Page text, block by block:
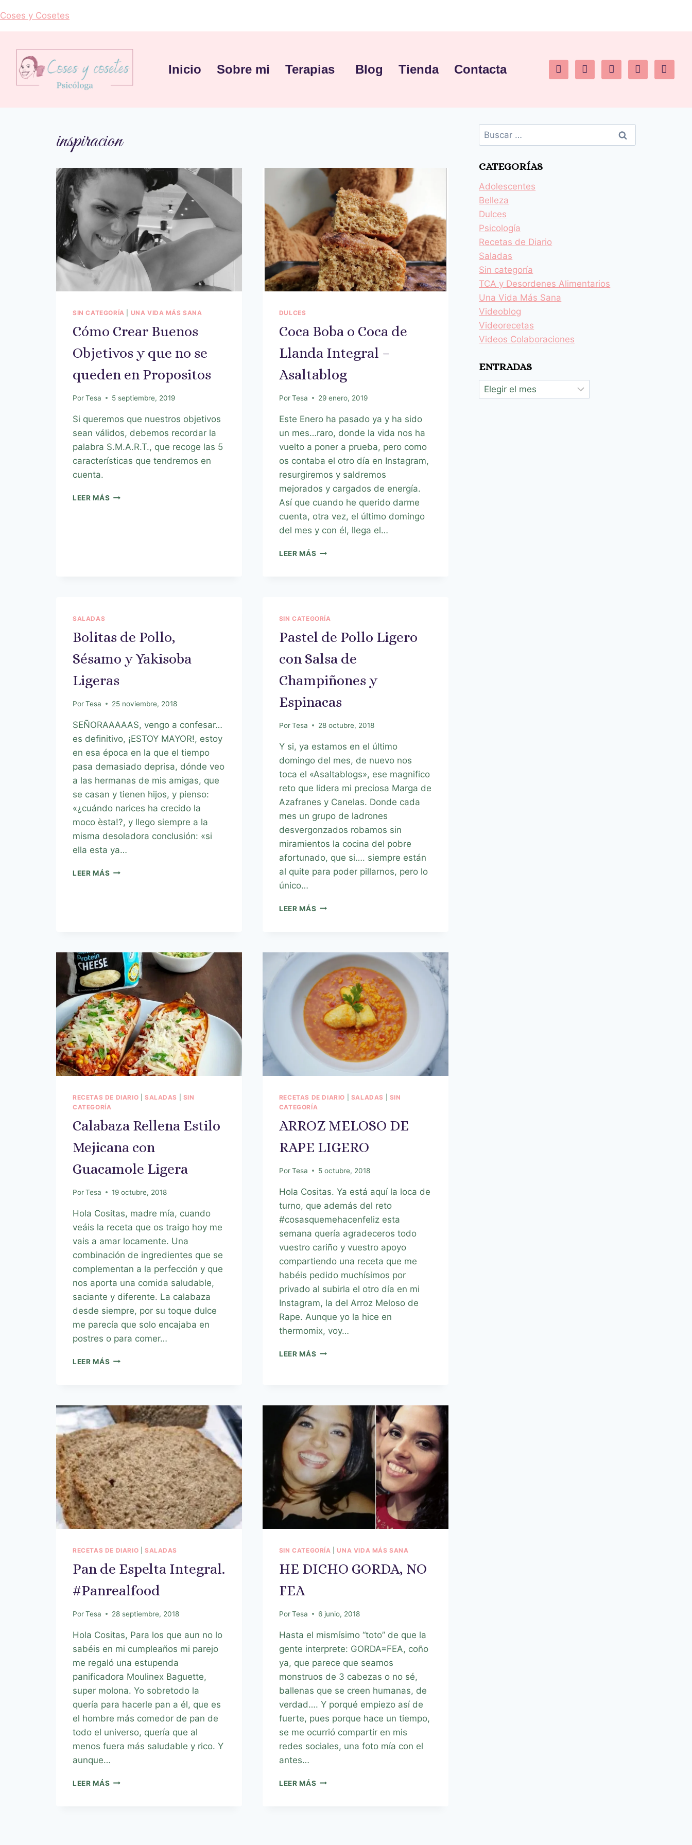
Coses y Cosetes
Inicio Sobre mi Terapias Blog Tienda Contacta
inspiracion
SIN CATEGORÍA UNA VIDA MÁS SANA
Cómo Crear Buenos
Objetivos y que no se
queden en Propositos
PorTesa 5 septiembre, 2019
Si queremos que nuestros objetivos
sean válidos, debemos recordar la
palabra S.M.A.R.T., que recoge las 5
características que tendremos en
cuenta.
LEER MÁS
DULCES
Coca Boba o Coca de
Llanda Integral –
Asaltablog
PorTesa 29 enero, 2019
Este Enero ha pasado ya y ha sido
un mes…raro, donde la vida nos ha
vuelto a poner a prueba, pero como
os contaba el otro día en Instagram,
resurgiremos y saldremos
mejorados y cargados de energía.
Así que cuando he querido darme
cuenta, otra vez, el último domingo
del mes y con él, llega el…
LEER MÁS
SALADAS
Bolitas de Pollo,
Sésamo y Yakisoba
Ligeras
PorTesa 25 noviembre, 2018
SEÑORAAAAAS, vengo a confesar…
es definitivo, ¡ESTOY MAYOR!, estoy
en esa época en la que el tiempo
pasa demasiado deprisa, dónde veo
a las hermanas de mis amigas, que
se casan y tienen hijos, y pienso:
«¿cuándo narices ha crecido la
moco èsta!?, y llego siempre a la
misma desoladora conclusión: «si
ella esta ya…
LEER MÁS
SIN CATEGORÍA
Pastel de Pollo Ligero
con Salsa de
Champiñones y
Espinacas
PorTesa 28 octubre, 2018
Y si, ya estamos en el último
domingo del mes, de nuevo nos
toca el «Asaltablogs», ese magnifico
reto que lidera mi preciosa Marga de
Azafranes y Canelas. Donde cada
mes un grupo de ladrones
desvergonzados robamos sin
miramientos la cocina del pobre
afortunado, que si…. siempre están
al quite para poder pillarnos, pero lo
único…
LEER MÁS
RECETAS DE DIARIO SALADAS
SIN
CATEGORÍA
Calabaza Rellena Estilo
Mejicana con
Guacamole Ligera
PorTesa 19 octubre, 2018
Hola Cositas, madre mía, cuando
veáis la receta que os traigo hoy me
vais a amar locamente. Una
combinación de ingredientes que se
complementan a la perfección y que
nos aporta una comida saludable,
saciante y diferente. La calabaza
desde siempre, por su toque dulce
me parecía que solo encajaba en
postres o para comer…
LEER MÁS
RECETAS DE DIARIO SALADAS
SIN
CATEGORÍA
ARROZ MELOSO DE
RAPE LIGERO
PorTesa 5 octubre, 2018
Hola Cositas. Ya está aquí la loca de
turno, que además del reto
#cosasquemehacenfeliz esta
semana quería agradeceros todo
vuestro cariño y vuestro apoyo
compartiendo una receta que me
habéis pedido muchísimos por
privado al subirla el otro día en mi
Instagram, la del Arroz Meloso de
Rape. Aunque yo la hice en
thermomix, voy…
LEER MÁS
RECETAS DE DIARIO SALADAS
Pan de Espelta Integral.
#Panrealfood
PorTesa 28 septiembre, 2018
Hola Cositas, Para los que aun no lo
sabéis en mi cumpleaños mi parejo
me regaló una estupenda
panificadora Moulinex Baguette,
super molona. Yo sobretodo la
quería para hacerle pan a él, que es
el hombre más comedor de pan de
todo el universo, quería que al
menos fuera más saludable y rico. Y
aunque…
LEER MÁS
SIN CATEGORÍA |UNA VIDA MÁS SANA
HE DICHO GORDA, NO
FEA
PorTesa 6 junio, 2018
Hasta el mismísimo “toto” de que la
gente interprete: GORDA=FEA, coño
ya, que parece que seamos
monstruos de 3 cabezas o no sé,
ballenas que se creen humanas, de
verdad…. Y porqué empiezo así de
fuerte, pues porque hace un tiempo,
se me ocurrió compartir en mis
redes sociales, una foto mía con el
antes…
LEER MÁS
CATEGORÍAS
Adolescentes
Belleza
Dulces
Psicología
Recetas de Diario
Saladas
Sin categoría
TCA y Desordenes Alimentarios
Una Vida Más Sana
Videoblog
Videorecetas
Videos Colaboraciones
ENTRADAS